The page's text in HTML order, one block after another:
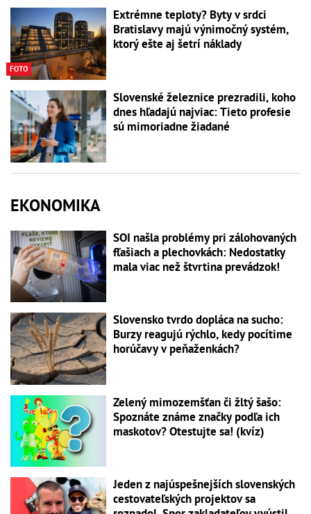
FOTO
Extrémne teploty? Byty v srdci
Bratislavy majú výnimočný systém,
ktorý ešte aj šetrí náklady
Slovenské železnice prezradili, koho
dnes hľadajú najviac: Tieto profesie
sú mimoriadne žiadané
EKONOMIKA
SOI našla problémy pri zálohovaných
fľašiach a plechovkách: Nedostatky
mala viac než štvrtina prevádzok!
Slovensko tvrdo dopláca na sucho:
Burzy reagujú rýchlo, kedy pocítime
horúčavy v peňaženkách?
Zelený mimozemšťan či žltý šašo:
Spoznáte známe značky podľa ich
maskotov? Otestujte sa! (kvíz)
Jeden z najúspešnejších slovenských
cestovateľských projektov sa